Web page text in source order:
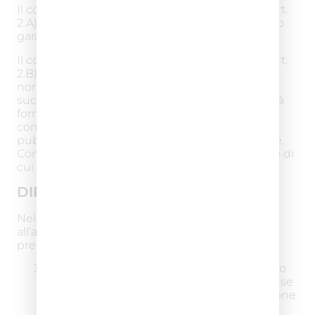
Il conferimento dei dati per le finalità di cui all’art.
2.A) è obbligatorio. In loro assenza, non potremo
garantirLe i Servizi dell’art. 2.A).
Il conferimento dei dati per le finalità di cui all’art.
2.B) è invece facoltativo. Può quindi decidere di
non conferire alcun dato o di negare
successivamente la possibilità di trattare dati già
forniti: in tal caso, non potrà ricevere newsletter,
comunicazioni commerciali e materiale
pubblicitario inerenti ai Servizi offerti dal Titolare.
Continuerà comunque ad avere diritto ai Servizi di
cui all’art. 2.A).
DIRITTI DELL’INTERESSATO
Nella Sua qualità di interessato, ha i diritti di cui
all’art. 7 Codice Privacy e art. 15 GDPR e
precisamente i diritti di:
ottenere la conferma dell’esistenza o meno
di dati personali che La riguardano, anche se
non ancora registrati, e la loro comunicazione